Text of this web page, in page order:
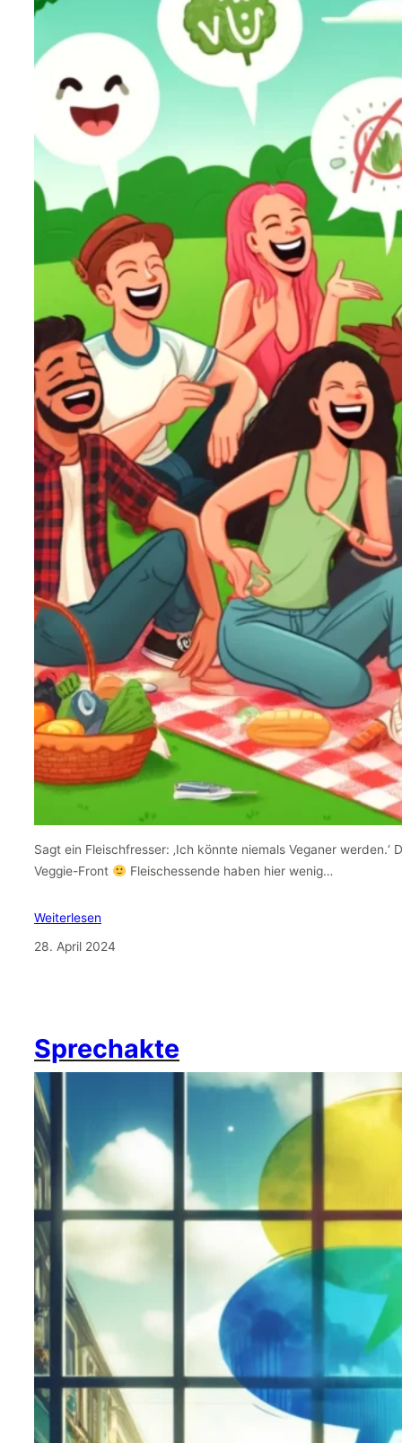
Sagt ein Fleischfresser: ‚Ich könnte niemals Veganer
Veggie-Front
Fleischessende haben hier wenig…
Weiterlesen
28. April 2024
Sprechakte